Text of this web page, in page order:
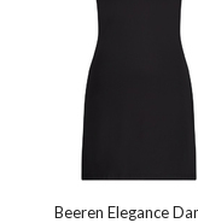
Beeren Elegance